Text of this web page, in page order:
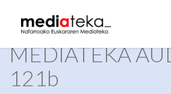
MEDIATEKA
121b